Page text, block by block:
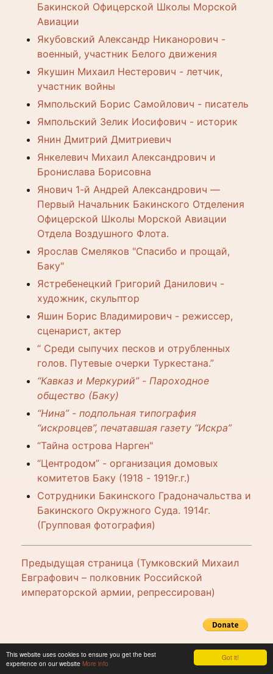
Got it!
This website uses cookies to ensure you get the best
experience on our website More info
Бакинской Офицерской Школы Морской
Авиации
Якубовский Александр Никанорович -
военный, участник Белого движения
Якушин Михаил Нестерович - летчик,
участник войны
Ямпольский Борис Самойлович - писатель
Ямпольский Зелик Иосифович - историк
Янин Дмитрий Дмитриевич
Янкелевич Михаил Александрович и
Бронислава Борисовна
Янович 1-й Андрей Александрович —
Первый Начальник Бакинского Отделения
Офицерской Школы Морской Авиации
Отдела Воздушного Флота.
Ярослав Смеляков "Спасибо и прощай,
Баку"
Ястребенецкий Григорий Данилович -
художник, скульптор
Яшин Борис Владимирович - режиссер,
сценарист, актер
“ Среди сыпучих песков и отрубленных
голов. Путевые очерки Туркестана.”
“Кавказ и Меркурий” - Пароходное
общество (Баку)
“Нина” - подпольная типография
“искровцев”, печатавшая газету “Искра”
“Тайна острова Нарген"
“Центродом” - организация домовых
комитетов Баку (1918 - 1919г.г.)
Сотрудники Бакинского Градоначальства и
Бакинского Окружного Суда. 1914г.
(Групповая фотография)
Предыдущая страница (Тумковский Михаил
Евграфович – полковник Российской
императорской армии, репрессирован)